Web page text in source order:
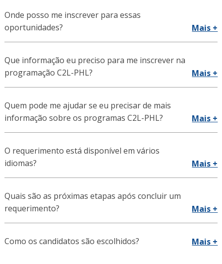
Onde posso me inscrever para essas
oportunidades?
Mais +
Que informação eu preciso para me inscrever na
programação C2L-PHL?
Mais +
Quem pode me ajudar se eu precisar de mais
informação sobre os programas C2L-PHL?
Mais +
O requerimento está disponível em vários
idiomas?
Mais +
Quais são as próximas etapas após concluir um
requerimento?
Mais +
Como os candidatos são escolhidos? Mais +